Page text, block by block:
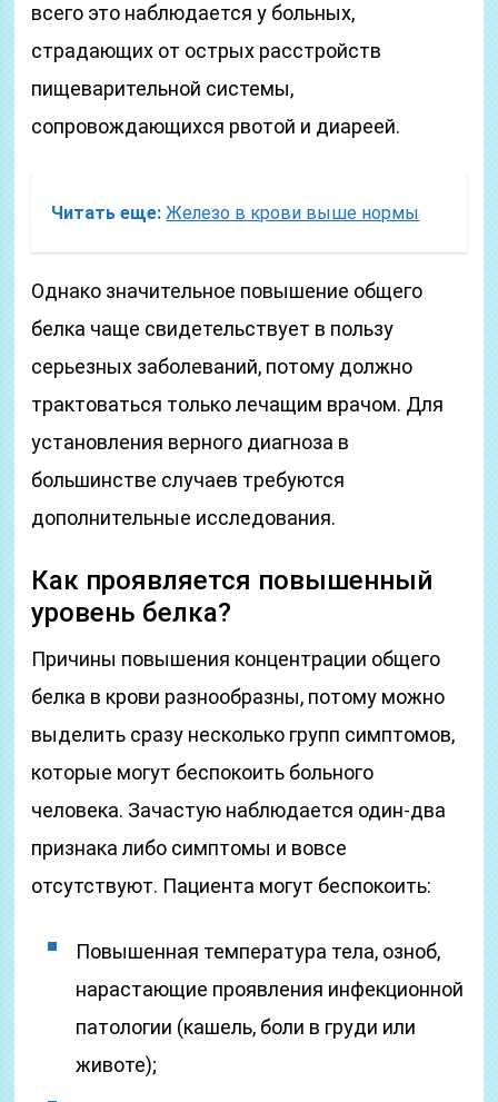
всего это наблюдается у больных,
страдающих от острых расстройств
пищеварительной системы,
сопровождающихся рвотой и диареей.
Читать еще: Железо в крови выше нормы
Однако значительное повышение общего
белка чаще свидетельствует в пользу
серьезных заболеваний, потому должно
трактоваться только лечащим врачом. Для
установления верного диагноза в
большинстве случаев требуются
дополнительные исследования.
Как проявляется повышенный
уровень белка?
Причины повышения концентрации общего
белка в крови разнообразны, потому можно
выделить сразу несколько групп симптомов,
которые могут беспокоить больного
человека. Зачастую наблюдается один-два
признака либо симптомы и вовсе
отсутствуют. Пациента могут беспокоить:
Повышенная температура тела, озноб,
нарастающие проявления инфекционной
патологии (кашель, боли в груди или
животе);